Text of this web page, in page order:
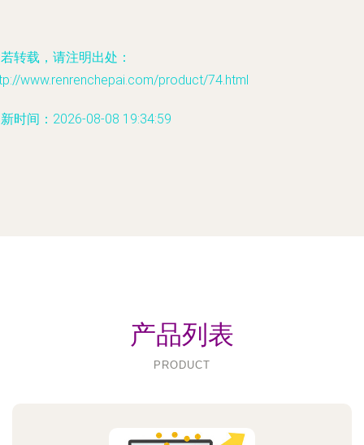
转载，请注明出处：
www.renrenchepai.com/product/74.html
时间：2026-08-08 19:34:59
产品列表
PRODUCT